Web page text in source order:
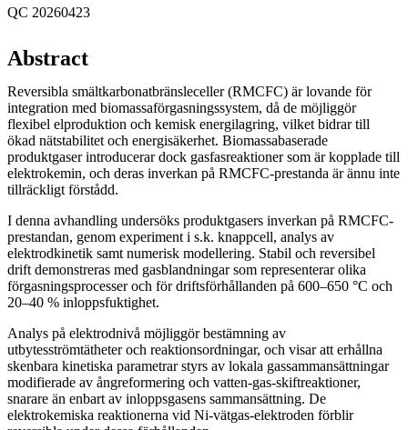
QC 20260423
Abstract
Reversibla smältkarbonatbränsleceller (RMCFC) är lovande för
integration med biomassaförgasningssystem, då de möjliggör
flexibel elproduktion och kemisk energilagring, vilket bidrar till
ökad nätstabilitet och energisäkerhet. Biomassabaserade
produktgaser introducerar dock gasfasreaktioner som är kopplade till
elektrokemin, och deras inverkan på RMCFC-prestanda är ännu inte
tillräckligt förstådd.
I denna avhandling undersöks produktgasers inverkan på RMCFC-
prestandan, genom experiment i s.k. knappcell, analys av
elektrodkinetik samt numerisk modellering. Stabil och reversibel
drift demonstreras med gasblandningar som representerar olika
förgasningsprocesser och för driftsförhållanden på 600–650 °C och
20–40 % inloppsfuktighet.
Analys på elektrodnivå möjliggör bestämning av
utbytesströmtätheter och reaktionsordningar, och visar att erhållna
skenbara kinetiska parametrar styrs av lokala gassammansättningar
modifierade av ångreformering och vatten-gas-skiftreaktioner,
snarare än enbart av inloppsgasens sammansättning. De
elektrokemiska reaktionerna vid Ni-vätgas-elektroden förblir